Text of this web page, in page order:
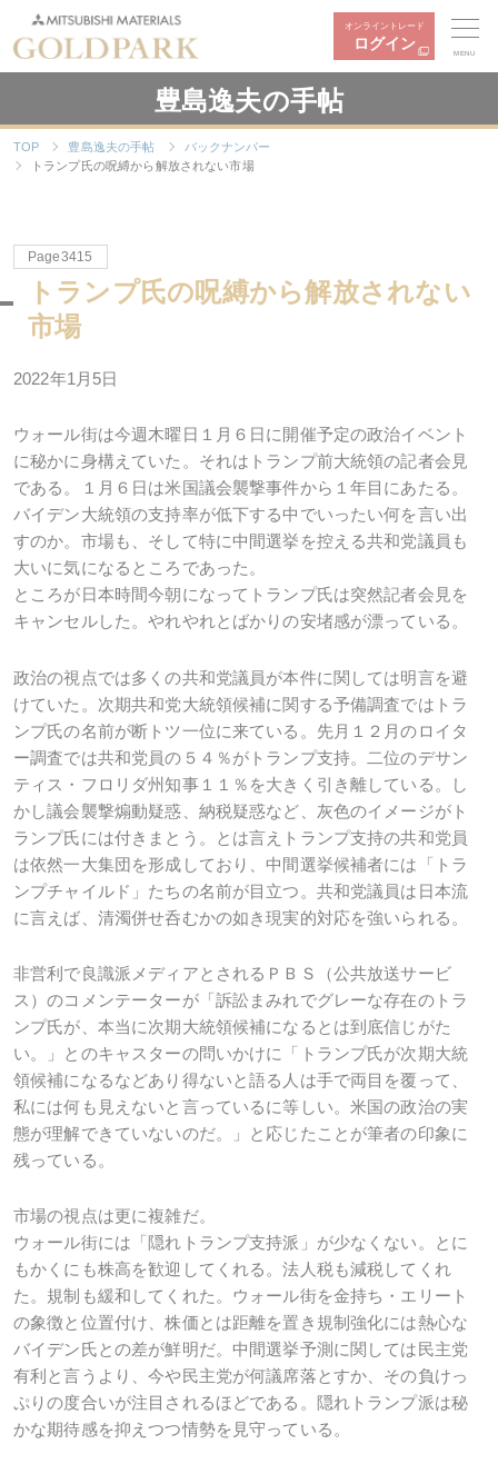
オンライントレード
ログイン
MENU
豊島逸夫の手帖
TOP 豊島逸夫の手帖
バックナンバー
トランプ氏の呪縛から解放されない市場
Page3415
トランプ氏の呪縛から解放されない
市場
2022年1月5日
ウォール街は今週木曜日１月６日に開催予定の政治イベント
に秘かに身構えていた。それはトランプ前大統領の記者会見
である。１月６日は米国議会襲撃事件から１年目にあたる。
バイデン大統領の支持率が低下する中でいったい何を言い出
すのか。市場も、そして特に中間選挙を控える共和党議員も
大いに気になるところであった。
ところが日本時間今朝になってトランプ氏は突然記者会見を
キャンセルした。やれやれとばかりの安堵感が漂っている。
政治の視点では多くの共和党議員が本件に関しては明言を避
けていた。次期共和党大統領候補に関する予備調査ではトラ
ンプ氏の名前が断トツ一位に来ている。先月１２月のロイタ
ー調査では共和党員の５４％がトランプ支持。二位のデサン
ティス・フロリダ州知事１１％を大きく引き離している。し
かし議会襲撃煽動疑惑、納税疑惑など、灰色のイメージがト
ランプ氏には付きまとう。とは言えトランプ支持の共和党員
は依然一大集団を形成しており、中間選挙候補者には「トラ
ンプチャイルド」たちの名前が目立つ。共和党議員は日本流
に言えば、清濁併せ呑むかの如き現実的対応を強いられる。
非営利で良識派メディアとされるＰＢＳ（公共放送サービ
ス）のコメンテーターが「訴訟まみれでグレーな存在のトラ
ンプ氏が、本当に次期大統領候補になるとは到底信じがた
い。」とのキャスターの問いかけに「トランプ氏が次期大統
領候補になるなどあり得ないと語る人は手で両目を覆って、
私には何も見えないと言っているに等しい。米国の政治の実
態が理解できていないのだ。」と応じたことが筆者の印象に
残っている。
市場の視点は更に複雑だ。
ウォール街には「隠れトランプ支持派」が少なくない。とに
もかくにも株高を歓迎してくれる。法人税も減税してくれ
た。規制も緩和してくれた。ウォール街を金持ち・エリート
の象徴と位置付け、株価とは距離を置き規制強化には熱心な
バイデン氏との差が鮮明だ。中間選挙予測に関しては民主党
有利と言うより、今や民主党が何議席落とすか、その負けっ
ぷりの度合いが注目されるほどである。隠れトランプ派は秘
かな期待感を抑えつつ情勢を見守っている。